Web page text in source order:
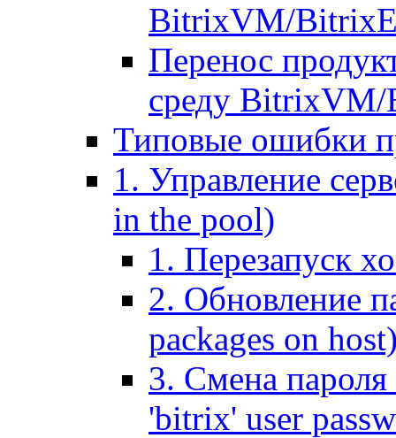
BitrixVM/
Перенос
среду
Типовые ошибки
1. Управление
in the pool)
1. Перезапуск
2. Обновление
packages on
3. Смена пароля
'bitrix' user